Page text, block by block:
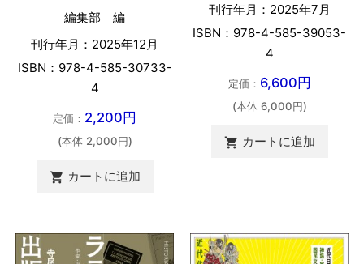
編集部 編
刊行年月：2025年12月
ISBN：978-4-585-30733-
4
定価： 2,200円
(本体 2,000円)
 カートに追加
刊行年月：2025年7月
ISBN：978-4-585-39053-
4
定価： 6,600円
(本体 6,000円)
 カートに追加